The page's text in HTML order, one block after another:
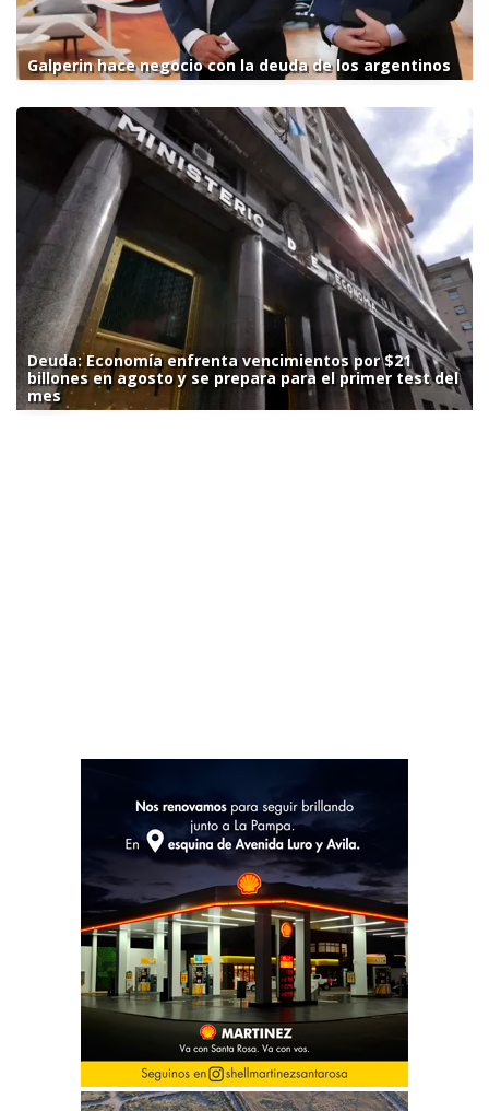
Galperin hace negocio con la deuda de los argentinos
Deuda: Economía enfrenta vencimientos por $21
billones en agosto y se prepara para el primer test del
mes